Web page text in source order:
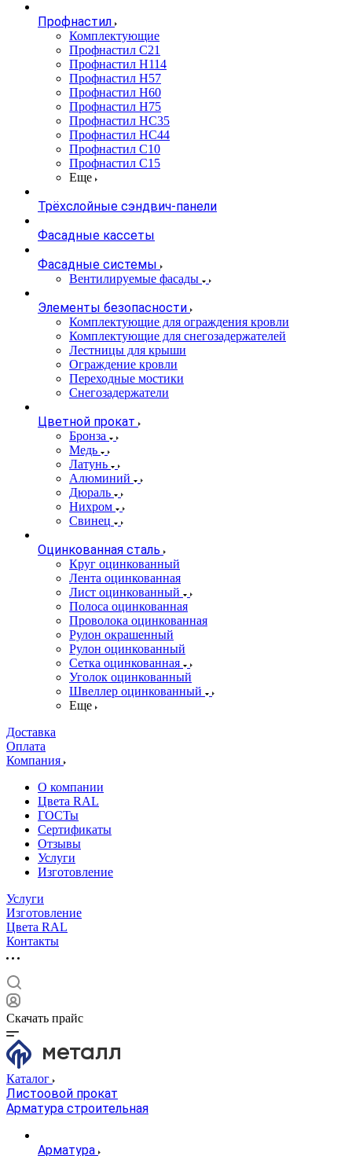
Профнастил
Комплектующие
Профнастил C21
Профнастил Н114
Профнастил Н57
Профнастил Н60
Профнастил Н75
Профнастил НС35
Профнастил НС44
Профнастил С10
Профнастил С15
Еще
Трёхслойные сэндвич-панели
Фасадные кассеты
Фасадные системы
Вентилируемые фасады
Элементы безопасности
Комплектующие для ограждения кровли
Комплектующие для снегозадержателей
Лестницы для крыши
Ограждение кровли
Переходные мостики
Снегозадержатели
Цветной прокат
Бронза
Медь
Латунь
Алюминий
Дюраль
Нихром
Свинец
Оцинкованная сталь
Круг оцинкованный
Лента оцинкованная
Лист оцинкованный
Полоса оцинкованная
Проволока оцинкованная
Рулон окрашенный
Рулон оцинкованный
Сетка оцинкованная
Уголок оцинкованный
Швеллер оцинкованный
Еще
Доставка
Оплата
Компания
О компании
Цвета RAL
ГОСТы
Сертификаты
Отзывы
Услуги
Изготовление
Услуги
Изготовление
Цвета RAL
Контакты
Скачать прайс
Каталог
Листоовой прокат
Арматура строительная
Арматура